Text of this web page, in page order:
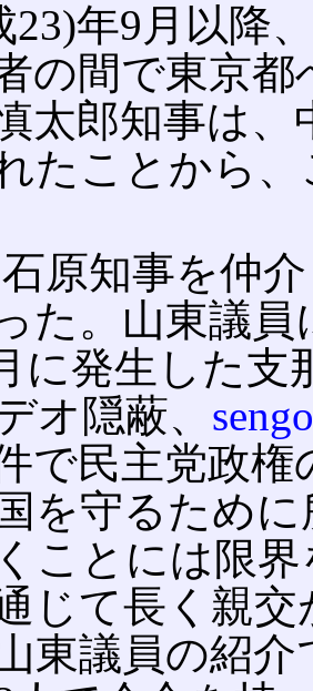
23)年9月以降
の間で東京
太郎知事は
たことから
原知事を仲
た。山東議
に発生した
オ隠蔽、
で民主党政
を守るため
ことには限
じて長く親
東議員の紹